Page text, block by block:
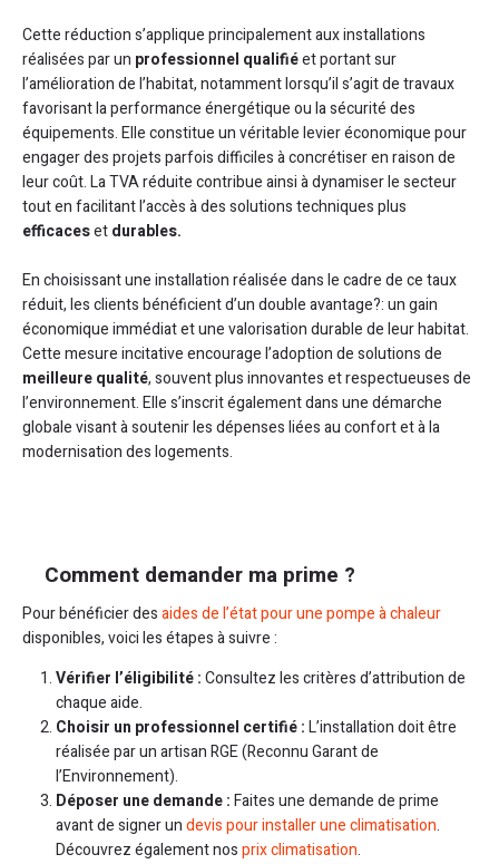
Cette réduction s’applique principalement aux installations
réalisées par un professionnel qualifiéet portant sur
l’amélioration de l’habitat, notamment lorsqu’il s’agit de travaux
favorisant la performance énergétique ou la sécurité des
équipements. Elle constitue un véritable levier économique pour
engager des projets parfois difficiles à concrétiser en raison de
leur coût. La TVA réduite contribue ainsi à dynamiser le secteur
tout en facilitant l’accès à des solutions techniques plus
efficacesetdurables.
En choisissant une installation réalisée dans le cadre de ce taux
réduit, les clients bénéficient d’un double avantage?: un gain
économique immédiat et une valorisation durable de leur habitat.
Cette mesure incitative encourage l’adoption de solutions de
meilleure qualité, souvent plus innovantes et respectueuses de
l’environnement. Elle s’inscrit également dans une démarche
globale visant à soutenir les dépenses liées au confort et à la
modernisation des logements.
Comment demander ma prime ?
Pour bénéficier desaides de l’état pour une pompe à chaleur
disponibles, voici les étapes à suivre :
Vérifier l’éligibilité :Consultez les critères d’attribution de
chaque aide.
Choisir un professionnel certifié :L’installation doit être
réalisée par un artisan RGE (Reconnu Garant de
l’Environnement).
Déposer une demande :Faites une demande de prime
avant de signer undevis pour installer une climatisation.
Découvrez également nosprix climatisation.